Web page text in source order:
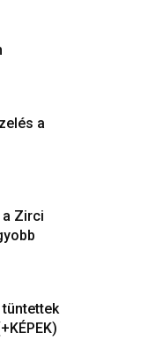
a
Zirci